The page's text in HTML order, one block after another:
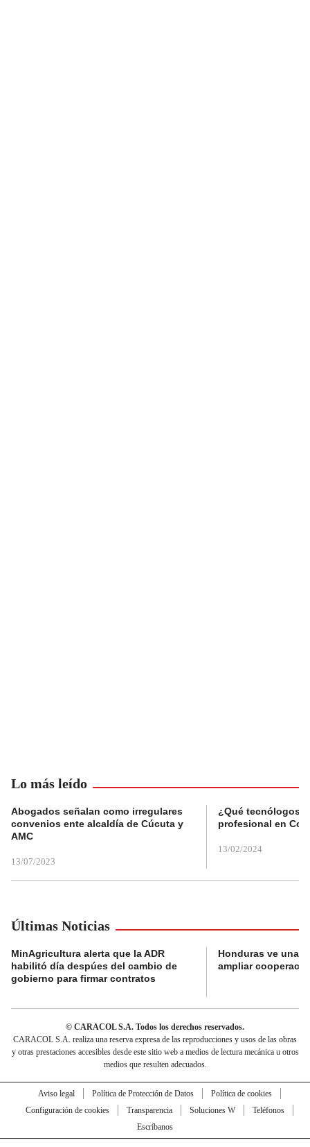
Lo más leído
Abogados señalan como irregulares
convenios ente alcaldía de Cúcuta y
AMC
13/07/2023
¿Qué tecnólogos
profesional en
13/02/2024
Últimas Noticias
MinAgricultura alerta que la ADR
habilitó día despúes del cambio de
gobierno para firmar contratos
Honduras ve una
ampliar
© CARACOL S.A. Todos los derechos reservados.
CARACOL S.A. realiza una reserva expresa de las reproducciones y usos de las obras
y otras prestaciones accesibles desde este sitio web a medios de lectura mecánica u otros
medios que resulten adecuados.
Aviso legal Política de Protección de Datos
Política de cookies
Configuración de cookies
Transparencia Soluciones W
Teléfonos
Escríbanos